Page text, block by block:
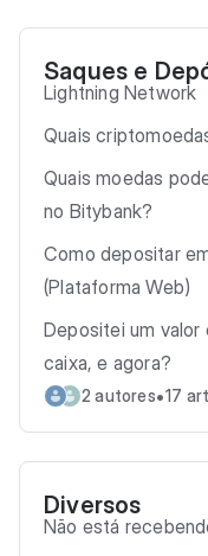
Saques e
Lightning Network
Quais
Quais moedas
no Bitybank?
Como depositar
(Plataforma Web)
Depositei um valor
caixa, e agora?
2 autores•17
Diversos
Não está